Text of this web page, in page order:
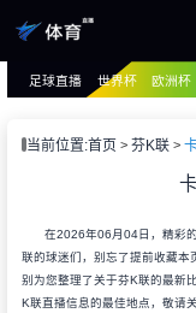
播
足球直播 世界杯 欧洲杯
当前位置:首页 芬K联
在2026年06月04日，精彩
联的球迷们，别忘了提前收藏本
别为您整理了关于芬K联的最新
K联直播信息的最佳地点，敬请关